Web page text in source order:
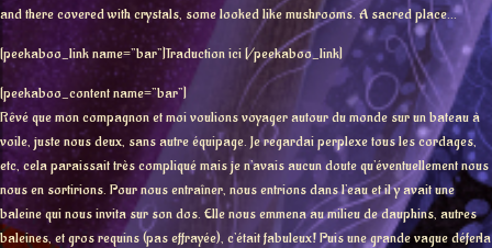
and there covered with crystals, some looked like mushrooms. A sacred place…
[peekaboo_link name=”bar”]Traduction ici [/peekaboo_link]
[peekaboo_content name=”bar”]
Rêvé que mon compagnon et moi voulions voyager autour du monde sur un bateau à
voile, juste nous deux, sans autre équipage. Je regardai perplexe tous les cordages,
etc, cela paraissait très compliqué mais je n’avais aucun doute qu’éventuellement nous
nous en sortirions. Pour nous entraîner, nous entrions dans l’eau et il y avait une
baleine qui nous invita sur son dos. Elle nous emmena au milieu de dauphins, autres
baleines, et gros requins (pas effrayée), c’était fabuleux! Puis une grande vague déferla